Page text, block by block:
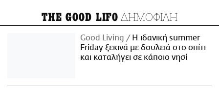
THE GOOD LIFO ΔΗΜΟΦΙΛΗ
Good Living
Η ιδανική summer
Friday ξεκινά με δουλειά στο σπίτι
και καταλήγει σε κάποιο νησί